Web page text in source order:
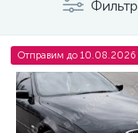
Фильтр
Отправим до 10.08.2026